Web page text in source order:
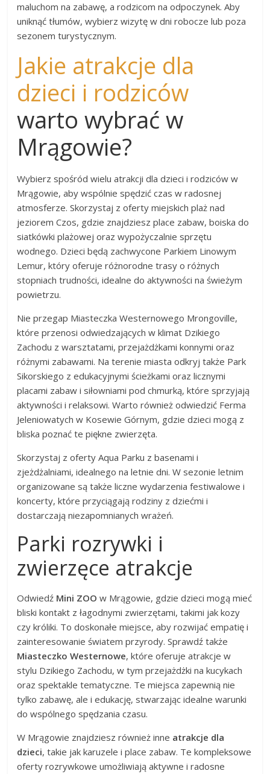
maluchom na zabawę, a rodzicom na odpoczynek. Aby
uniknąć tłumów, wybierz wizytę w dni robocze lub poza
sezonem turystycznym.
Jakie atrakcje dla
dzieci i rodziców
warto wybrać w
Mrągowie?
Wybierz spośród wielu atrakcji dla dzieci i rodziców w
Mrągowie, aby wspólnie spędzić czas w radosnej
atmosferze. Skorzystaj z oferty miejskich plaż nad
jeziorem Czos, gdzie znajdziesz place zabaw, boiska do
siatkówki plażowej oraz wypożyczalnie sprzętu
wodnego. Dzieci będą zachwycone Parkiem Linowym
Lemur, który oferuje różnorodne trasy o różnych
stopniach trudności, idealne do aktywności na świeżym
powietrzu.
Nie przegap Miasteczka Westernowego Mrongoville,
które przenosi odwiedzających w klimat Dzikiego
Zachodu z warsztatami, przejażdżkami konnymi oraz
różnymi zabawami. Na terenie miasta odkryj także Park
Sikorskiego z edukacyjnymi ścieżkami oraz licznymi
placami zabaw i siłowniami pod chmurką, które sprzyjają
aktywności i relaksowi. Warto również odwiedzić Ferma
Jeleniowatych w Kosewie Górnym, gdzie dzieci mogą z
bliska poznać te piękne zwierzęta.
Skorzystaj z oferty Aqua Parku z basenami i
zjeżdżalniami, idealnego na letnie dni. W sezonie letnim
organizowane są także liczne wydarzenia festiwalowe i
koncerty, które przyciągają rodziny z dziećmi i
dostarczają niezapomnianych wrażeń.
Parki rozrywki i
zwierzęce atrakcje
Odwiedź Mini ZOO w Mrągowie, gdzie dzieci mogą mieć
bliski kontakt z łagodnymi zwierzętami, takimi jak kozy
czy króliki. To doskonałe miejsce, aby rozwijać empatię i
zainteresowanie światem przyrody. Sprawdź także
Miasteczko Westernowe, które oferuje atrakcje w
stylu Dzikiego Zachodu, w tym przejażdżki na kucykach
oraz spektakle tematyczne. Te miejsca zapewnią nie
tylko zabawę, ale i edukację, stwarzając idealne warunki
do wspólnego spędzania czasu.
W Mrągowie znajdziesz również inne atrakcje dla
dzieci, takie jak karuzele i place zabaw. Te kompleksowe
oferty rozrywkowe umożliwiają aktywne i radosne